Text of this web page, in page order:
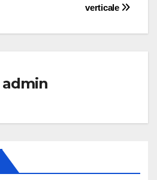
verticale
admin